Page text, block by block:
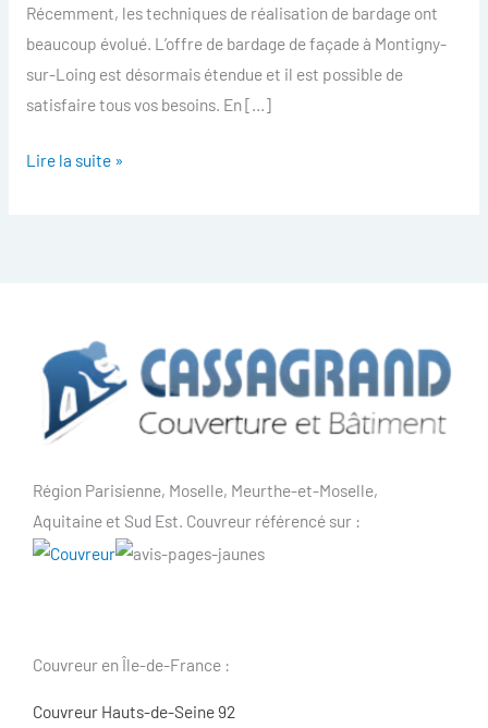
Récemment, les techniques de réalisation de bardage ont
beaucoup évolué. L’offre de bardage de façade à Montigny-
sur-Loing est désormais étendue et il est possible de
satisfaire tous vos besoins. En […]
Lire la suite »
Région Parisienne, Moselle, Meurthe-et-Moselle,
Aquitaine et Sud Est. Couvreur référencé sur :
Couvreur en Île-de-France :
Couvreur Hauts-de-Seine 92